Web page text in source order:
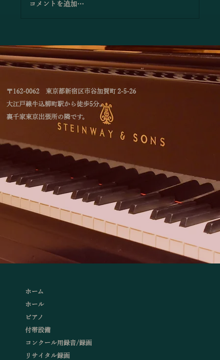
ョイントコンサート」のお知らせ
コメントを追加…
〒162-0062 東京都新宿区市谷加賀町 2-5-26
大江戸線牛込柳町駅から徒歩5分。
裏千家東京出張所の隣です。
ホーム
ホール
ピアノ
付帯設備
コンクール用録音/録画
リサイタル録画